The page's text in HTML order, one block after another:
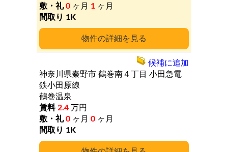
詳細
0 ヶ月 1 ヶ月
1K
神奈川県秦野市 鶴巻南４丁目 小田急電
鉄小田原線
鶴巻温泉
2.4 万円
0 ヶ月 0 ヶ月
1K
候補に追加